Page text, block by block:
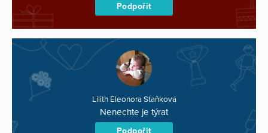
Podpořit
Lilith Eleonora Staňková
Nenechte je týrat
Podpořit